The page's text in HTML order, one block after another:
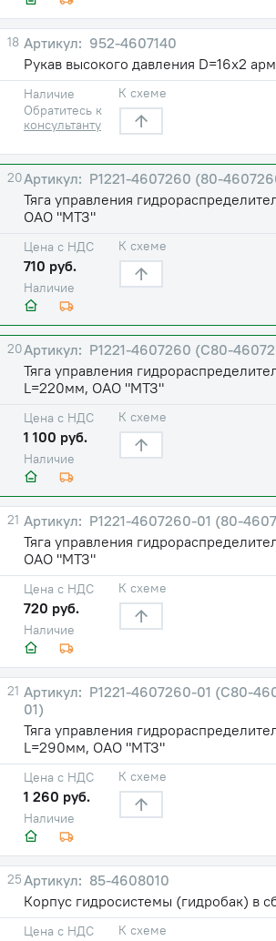
18
952-4607140
Рукав высокого давления D=16х2
Наличие
Обратитесь к
консультанту
К схеме
20
Р1221-4607260 (80-
Тяга управления
ОАО "МТЗ"
Наличие
Цена с НДС
710 руб.
К схеме
20
Р1221-4607260 (С80-
Тяга управления
L=220мм, ОАО "МТЗ"
Наличие
Цена с НДС
1 100 руб.
К схеме
21
Р1221-4607260-01 (80-
Тяга управления
ОАО "МТЗ"
Наличие
Цена с НДС
720 руб.
К схеме
21
Р1221-4607260-01 (С80-
01)
Тяга управления
L=290мм, ОАО "МТЗ"
Наличие
Цена с НДС
1 260 руб.
К схеме
25
85-4608010
Корпус гидросистемы (гидробак) в
Цена с НДС К схеме